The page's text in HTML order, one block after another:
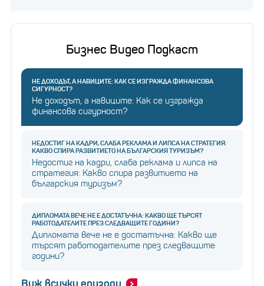
Бизнес Видео Подкаст
НЕ ДОХОДЪТ, А НАВИЦИТЕ: КАК СЕ ИЗГРАЖДА ФИНАНСОВА
СИГУРНОСТ?
Не доходът, а навиците: Как се изгражда
финансова сигурност?
НЕДОСТИГ НА КАДРИ, СЛАБА РЕКЛАМА И ЛИПСА НА СТРАТЕГИЯ:
КАКВО СПИРА РАЗВИТИЕТО НА БЪЛГАРСКИЯ ТУРИЗЪМ?
Недостиг на кадри, слаба реклама и липса на
стратегия: Какво спира развитието на
българския туризъм?
ДИПЛОМАТА ВЕЧЕ НЕ Е ДОСТАТЪЧНА: КАКВО ЩЕ ТЪРСЯТ
РАБОТОДАТЕЛИТЕ ПРЕЗ СЛЕДВАЩИТЕ ГОДИНИ?
Дипломата вече не е достатъчна: Какво ще
търсят работодателите през следващите
години?